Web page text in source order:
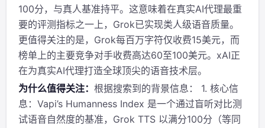
100分，与真人基准持平。这意味着在真实AI代理最重
要的评测指标之一上，Grok已实现类人级语音质量。
更值得关注的是，Grok每百万字符仅收费15美元，而
榜单上的主要竞争对手收费高达60至100美元。xAI正
在为真实AI代理打造全球顶尖的语音技术层。
为什么值得关注： 根据搜索到的背景信息： 1. 核心信
息：Vapi’s Humanness Index 是一个通过盲听对比测
试语音自然度的基准，Grok TTS 以满分100分（等同